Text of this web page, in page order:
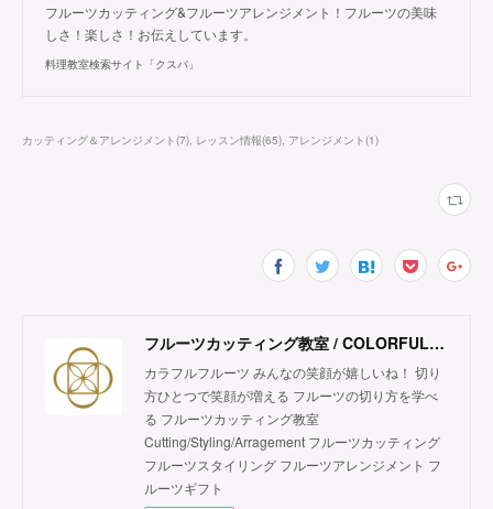
フルーツカッティング&フルーツアレンジメント！フルーツの美味
しさ！楽しさ！お伝えしています。
料理教室検索サイト「クスパ」
カッティング＆アレンジメント(7) レッスン情報(65) アレンジメント(1)
フルーツカッティング教室 / COLORFUL FRUITS
カラフルフルーツ みんなの笑顔が嬉しいね！ 切り
方ひとつで笑顔が増える フルーツの切り方を学べ
る フルーツカッティング教室
Cutting/Styling/Arragement フルーツカッティング
フルーツスタイリング フルーツアレンジメント フ
ルーツギフト